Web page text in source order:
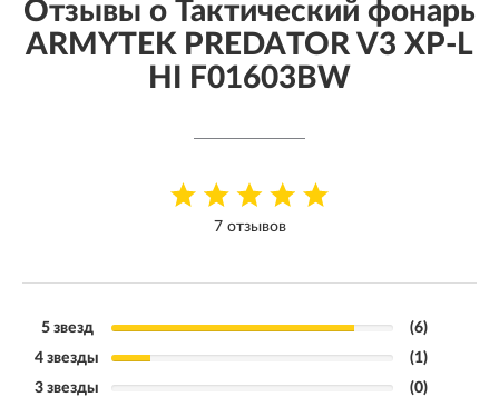
Отзывы о Тактический фонарь
ARMYTEK PREDATOR V3 XP-L
HI F01603BW
7 отзывов
5 звезд
(6)
4 звезды
(1)
3 звезды
(0)